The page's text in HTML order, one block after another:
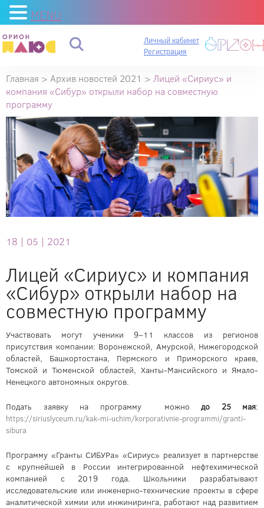
Личный кабинет
Регистрация
Главная > Архив новостей 2021 > Лицей «Сириус» и
компания «Сибур» открыли набор на совместную
программу
18 | 05 | 2021
Лицей «Сириус» и компания
«Сибур» открыли набор на
совместную программу
Участвовать могут ученики 9–11 классов из регионов
присутствия компании: Воронежской, Амурской, Нижегородской
областей, Башкортостана, Пермского и Приморского краев,
Томской и Тюменской областей, Ханты-Мансийского и Ямало-
Ненецкого автономных округов.
Подать заявку на программу можно до 25 мая:
https://siriuslyceum.ru/kak-mi-uchim/korporativnie-programmi/granti-
sibura
Программу «Гранты СИБУРа» «Сириус» реализует в партнерстве
с крупнейшей в России интегрированной нефтехимической
компанией с 2019 года. Школьники разрабатывают
исследовательские или инженерно-технические проекты в сфере
аналитической химии или инжиниринга, работают над развитием
MENU